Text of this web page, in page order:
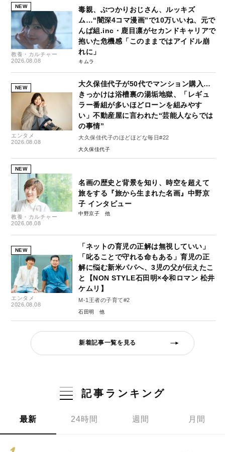
NEW
教養・カルチャー
2026.08.08
毒親、ぶつかりおじさん、ルッキズ
ム…“闇深4コマ漫画”で10万いいね、元で
んぱ組.inc・鹿目凛がセカンドキャリアで
抱いた危機感「このままではアイドル崩
れに」
キムラ
NEW
エンタメ
2026.08.08
大久保佳代子が50代でマンション購入…
きっかけは浴槽裏の湯垢地獄、「レギュ
ラー番組が多いほどローンを組みやす
い」不動産屋に言われた“芸能人ならでは
の事情”
大久保佳代子のほどほどな毎日#22
大久保佳代子
NEW
教養・カルチャー
2026.08.08
名画の歴史と背景を知り、時空を超えて
旅をする『旅から生まれた名画』中野京
子 インタビュー
中野京子
NEW
エンタメ
2026.08.08
「ネットの育児の正解は無視していい」
「叱ることで守れる命もある」育児の正
解に悩む新米パパへ、3児の父が伝えたこ
と【NON STYLE石田明×令和ロマン 松井
ケムリ】
M-1王者の子育て#2
石田明
新着記事一覧を見る
記事ランキング
最新 24時間 週間 月間